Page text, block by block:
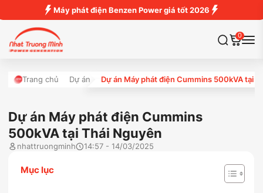
Máy phát điện Benzen Power giá tốt 2026
0
Trang chủ Dự án Dự án Máy phát điện Cummins 500kVA tại
Dự án Máy phát điện Cummins
500kVA tại Thái Nguyên
nhattruongminh 14:57 - 14/03/2025
Mục lục